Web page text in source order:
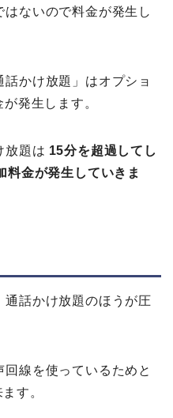
ないので料金が発生し
かけ放題」はオプショ
が発生します。
放題は 15分を超過してし
料金が発生していきま
話かけ放題のほうが圧
線を使っているためと
す。